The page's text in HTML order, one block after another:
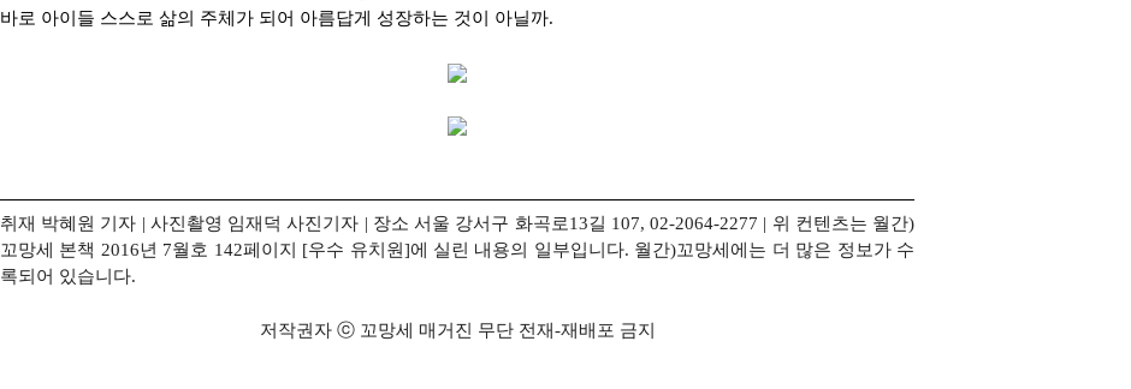
바로 아이들 스스로 삶의 주체가 되어 아름답게 성장하는 것이 아닐까.
취재 박혜원 기자 | 사진촬영 임재덕 사진기자 | 장소 서울 강서구 화곡로13길 107, 02-2064-2277 | 위 컨텐츠는 월간)
꼬망세 본책 2016년 7월호 142페이지 [우수 유치원]에 실린 내용의 일부입니다. 월간)꼬망세에는 더 많은 정보가 수
록되어 있습니다.
저작권자 ⓒ 꼬망세 매거진 무단 전재-재배포 금지